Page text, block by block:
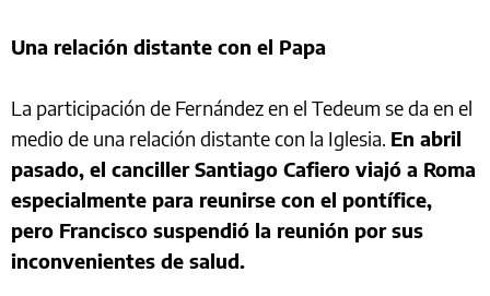
Una relación distante con el Papa
La participación de Fernández en el Tedeum se da en el
medio de una relación distante con la Iglesia. En abril
pasado, el canciller Santiago Cafiero viajó a Roma
especialmente para reunirse con el pontífice,
pero Francisco suspendió la reunión por sus
inconvenientes de salud.